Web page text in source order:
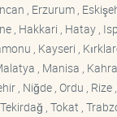
, Erzurum ,
, Hakkari , Hatay ,
, Kayseri ,
, Manisa ,
, Niğde , Ordu , Rize
, Tokat ,